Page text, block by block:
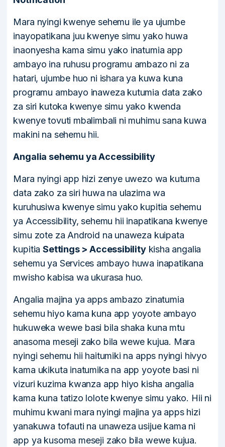
Mara nyingi kwenye sehemu ile ya ujumbe
inayopatikana juu kwenye simu yako huwa
inaonyesha kama simu yako inatumia app
ambayo ina ruhusu programu ambazo ni za
hatari, ujumbe huo ni ishara ya kuwa kuna
programu ambayo inaweza kutumia data zako
za siri kutoka kwenye simu yako kwenda
kwenye tovuti mbalimbali ni muhimu sana kuwa
makini na sehemu hii.
Angalia sehemu ya Accessibility
Mara nyingi app hizi zenye uwezo wa kutuma
data zako za siri huwa na ulazima wa
kuruhusiwa kwenye simu yako kupitia sehemu
ya Accessibility, sehemu hii inapatikana kwenye
simu zote za Android na unaweza kuipata
kupitiaSettings > Accessibilitykisha angalia
sehemu ya Services ambayo huwa inapatikana
mwisho kabisa wa ukurasa huo.
Angalia majina ya apps ambazo zinatumia
sehemu hiyo kama kuna app yoyote ambayo
hukuweka wewe basi bila shaka kuna mtu
anasoma meseji zako bila wewe kujua. Mara
nyingi sehemu hii haitumiki na apps nyingi hivyo
kama ukikuta inatumika na app yoyote basi ni
vizuri kuzima kwanza app hiyo kisha angalia
kama kuna tatizo lolote kwenye simu yako. Hii ni
muhimu kwani mara nyingi majina ya apps hizi
yanakuwa tofauti na unaweza usijue kama ni
app ya kusoma meseji zako bila wewe kujua.